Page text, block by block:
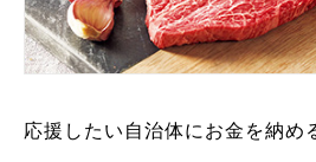
応援したい自治体にお金を納め